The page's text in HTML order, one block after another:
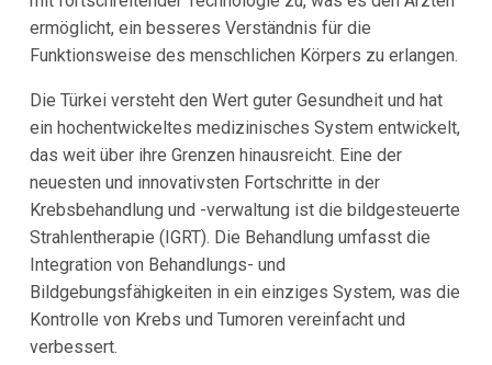
ermöglicht, ein besseres Verständnis für die
Funktionsweise des menschlichen Körpers zu erlangen.
Die Türkei versteht den Wert guter Gesundheit und hat
ein hochentwickeltes medizinisches System entwickelt,
das weit über ihre Grenzen hinausreicht. Eine der
neuesten und innovativsten Fortschritte in der
Krebsbehandlung und -verwaltung ist die bildgesteuerte
Strahlentherapie (IGRT). Die Behandlung umfasst die
Integration von Behandlungs- und
Bildgebungsfähigkeiten in ein einziges System, was die
Kontrolle von Krebs und Tumoren vereinfacht und
verbessert.